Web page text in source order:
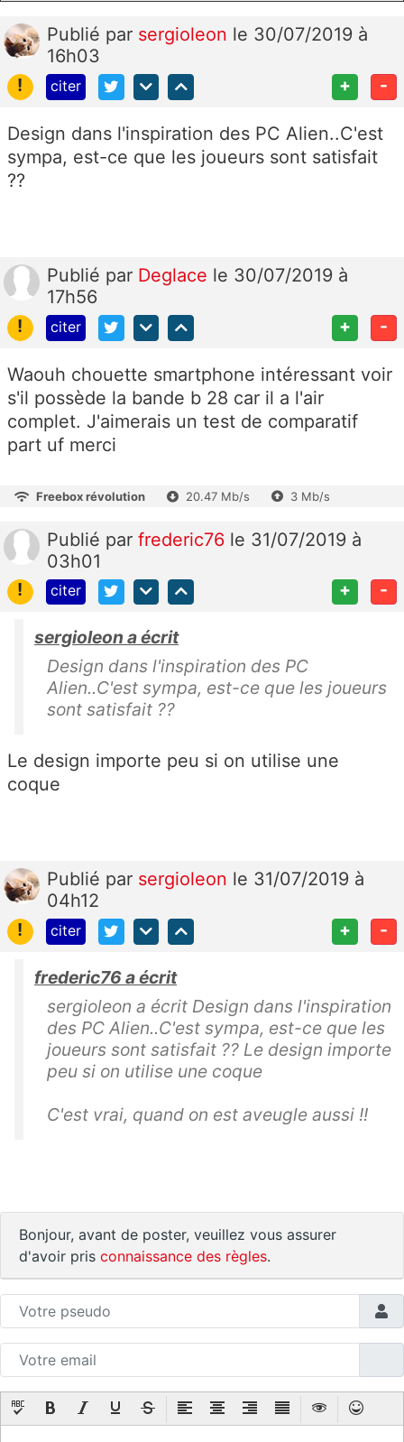
Publié par sergioleon le 30/07/2019 à
16h03
!
citer + -
Design dans l'inspiration des PC Alien..C'est
sympa, est-ce que les joueurs sont satisfait
??
Publié par Deglace le 30/07/2019 à
17h56
!
citer + -
Waouh chouette smartphone intéressant voir
s'il possède la bande b 28 car il a l'air
complet. J'aimerais un test de comparatif
part uf merci
Freebox révolution 20.47 Mb/s 3 Mb/s
Publié par frederic76 le 31/07/2019 à
03h01
!
citer + -
sergioleon a écrit
Design dans l'inspiration des PC
Alien..C'est sympa, est-ce que les joueurs
sont satisfait ??
Le design importe peu si on utilise une
coque
Publié par sergioleon le 31/07/2019 à
04h12
!
citer + -
frederic76 a écrit
sergioleon a écrit Design dans l'inspiration
des PC Alien..C'est sympa, est-ce que les
joueurs sont satisfait ?? Le design importe
peu si on utilise une coque
C'est vrai, quand on est aveugle aussi !!
Bonjour, avant de poster, veuillez vous assurer
d'avoir pris connaissance des règles.